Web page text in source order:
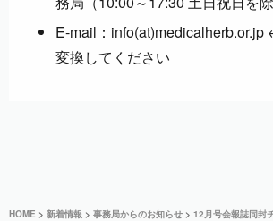
E-mail：
変換してください
HOME > 新着情報 > 事務局からのお知らせ > 12月号会報誌同封